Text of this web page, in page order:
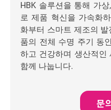
HBK 솔루션을 통해 가
로 제품 혁신을 가속화
화부터 스마트 제조의
품의 전체 수명 주기 동
하고 건강하며 생산적인
함께 나눕니다.
문